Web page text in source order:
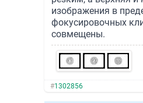
изображения в
фокусировочных
совмещены.
#1302856